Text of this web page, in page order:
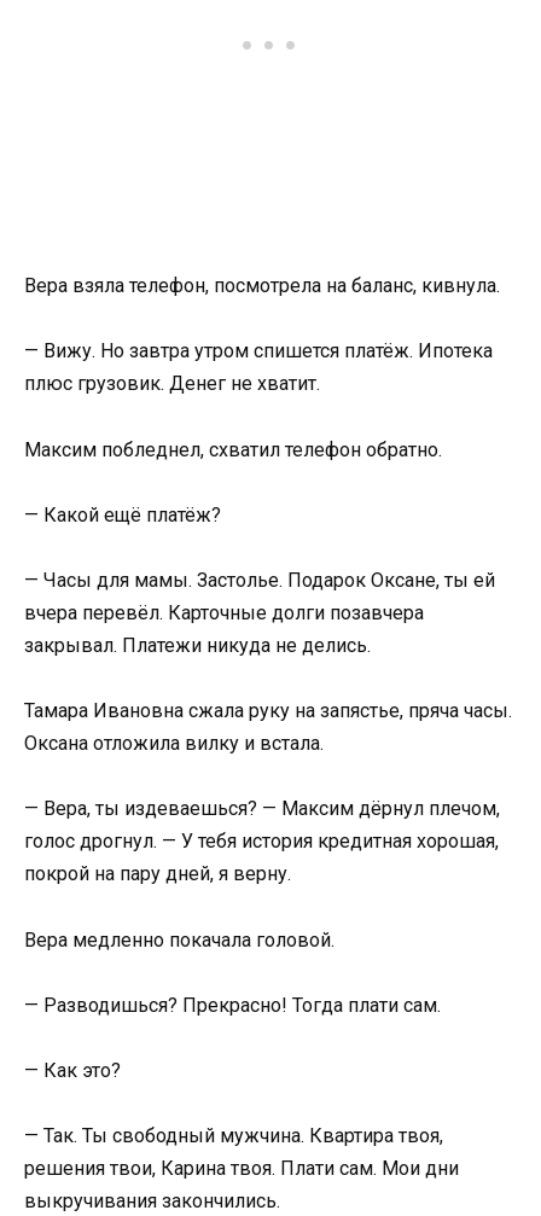
Вера взяла телефон, посмотрела на баланс, кивнула.
— Вижу. Но завтра утром спишется платёж. Ипотека
плюс грузовик. Денег не хватит.
Максим побледнел, схватил телефон обратно.
— Какой ещё платёж?
— Часы для мамы. Застолье. Подарок Оксане, ты ей
вчера перевёл. Карточные долги позавчера
закрывал. Платежи никуда не делись.
Тамара Ивановна сжала руку на запястье, пряча часы.
Оксана отложила вилку и встала.
— Вера, ты издеваешься? — Максим дёрнул плечом,
голос дрогнул. — У тебя история кредитная хорошая,
покрой на пару дней, я верну.
Вера медленно покачала головой.
— Разводишься? Прекрасно! Тогда плати сам.
— Как это?
— Так. Ты свободный мужчина. Квартира твоя,
решения твои, Карина твоя. Плати сам. Мои дни
выкручивания закончились.